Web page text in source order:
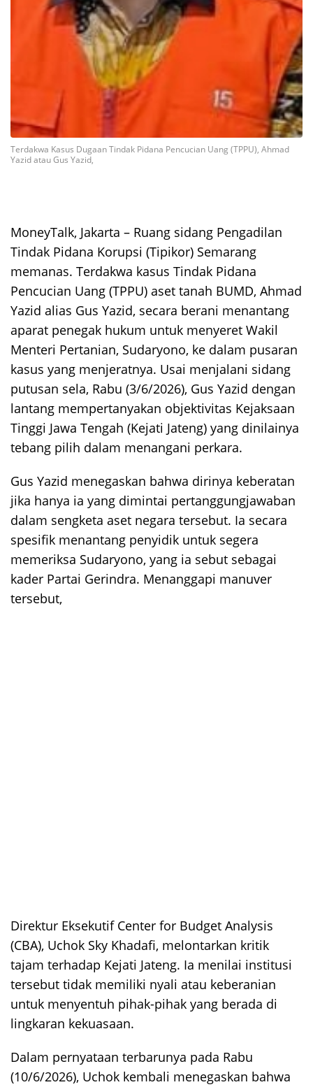
Terdakwa Kasus Dugaan Tindak Pidana Pencucian Uang (TPPU), Ahmad
Yazid atau Gus Yazid,
MoneyTalk, Jakarta – Ruang sidang Pengadilan
Tindak Pidana Korupsi (Tipikor) Semarang
memanas. Terdakwa kasus Tindak Pidana
Pencucian Uang (TPPU) aset tanah BUMD, Ahmad
Yazid alias Gus Yazid, secara berani menantang
aparat penegak hukum untuk menyeret Wakil
Menteri Pertanian, Sudaryono, ke dalam pusaran
kasus yang menjeratnya. Usai menjalani sidang
putusan sela, Rabu (3/6/2026), Gus Yazid dengan
lantang mempertanyakan objektivitas Kejaksaan
Tinggi Jawa Tengah (Kejati Jateng) yang dinilainya
tebang pilih dalam menangani perkara.
Gus Yazid menegaskan bahwa dirinya keberatan
jika hanya ia yang dimintai pertanggungjawaban
dalam sengketa aset negara tersebut. Ia secara
spesifik menantang penyidik untuk segera
memeriksa Sudaryono, yang ia sebut sebagai
kader Partai Gerindra. Menanggapi manuver
tersebut,
Direktur Eksekutif Center for Budget Analysis
(CBA), Uchok Sky Khadafi, melontarkan kritik
tajam terhadap Kejati Jateng. Ia menilai institusi
tersebut tidak memiliki nyali atau keberanian
untuk menyentuh pihak-pihak yang berada di
lingkaran kekuasaan.
Dalam pernyataan terbarunya pada Rabu
(10/6/2026), Uchok kembali menegaskan bahwa